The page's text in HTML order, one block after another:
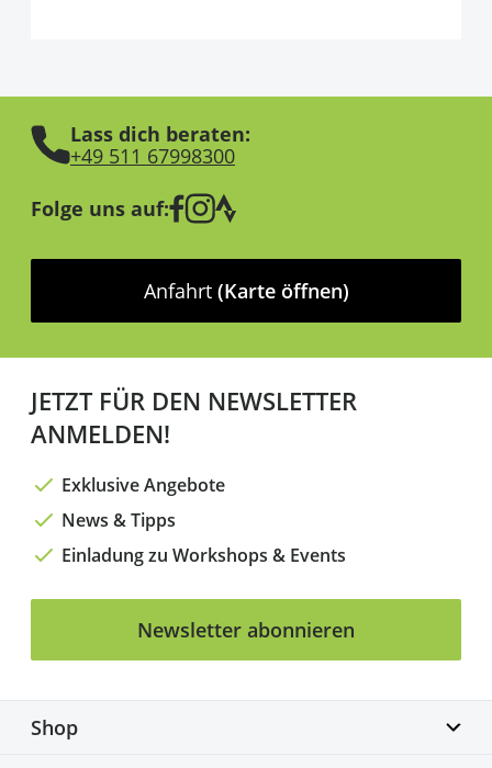
Lass dich beraten:
+49 511 67998300
Folge uns auf:
Anfahrt (Karte öffnen)
JETZT FÜR DEN NEWSLETTER
ANMELDEN!
Exklusive Angebote
News & Tipps
Einladung zu Workshops & Events
Newsletter abonnieren
Shop